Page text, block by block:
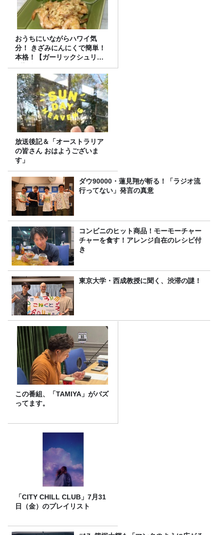
おうちにいながらハワイ気
分！ きざみにんにくで簡単！
本格！【ガーリックシュリン
プ】 桃屋のかんたんレシピ
放送後記＆「オーストラリア
の皆さん おはようございま
す」
ダウ90000・蓮見翔が斬る！「ラジオ流
行ってない」発言の真意
コンビニのヒット商品！モーモーチャー
チャーを食す！アレンジ自在のレシピ付
き
東京大学・西成教授に聞く、渋滞の謎！
この番組、「TAMIYA」がバズ
ってます。
「CITY CHILL CLUB」7月31
日（金）のプレイリスト